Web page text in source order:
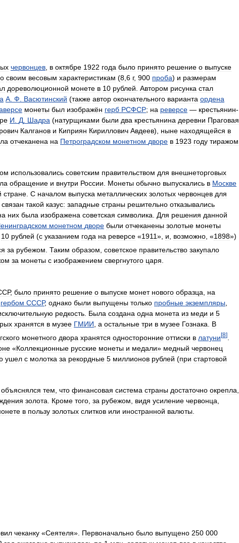
червонцев в октябре 1922 года было принято решение о выпуске
своим весовым характеристикам (8 6 г, 900 проба) и размерам
дореволюционной монете в 10 рублей Автором рисунка стал
А Ф Васютинский (также автор окончательного варианта ордена
монеты был изображён герб РСФСР; на реверсе — крестьянин-
И Д Шадра (натурщиками были два крестьянина деревни Праговая
Калганов и Киприян Кириллович Авдеев), ныне находящейся в
отчеканена на Петроградском монетном дворе в 1923 году тиражом
использовались советским правительством для внешнеторговых
обращение и внутри России. Монеты обычно выпускались в Москве
стране. С началом выпуска металлических золотых червонцев для
связан такой казус: западные страны решительно отказывались
них была изображена советская символика. Для решения данной
монетном дворе были отчеканены золотые монеты
10 рублей (с указанием года на реверсе «1911», и, возможно, «1898»)
за рубежом Таким образом советское правительство закупало
за монеты с изображением свергнутого царя
, было принято решение о выпуске монет нового образца
на
гербом СССР, однако были выпущены только пробные экземпляры
редкость Была создана одна монета из меди и 5
хранятся в музее ГМИИ а остальные три в музее Гознака
В
монетного двора хранятся односторонние оттиски в латуни[8]
«Коллекционные русские монеты и медали» медный червонец
ушел с молотка за рекордные 5 миллионов рублей (при стартовой
объяснялся тем, что финансовая система страны достаточно окрепла,
золота. Кроме того, за рубежом, видя усиление червонца,
в пользу золотых слитков или иностранной валюты.
чеканку «Сеятеля». Первоначально было выпущено 250 000